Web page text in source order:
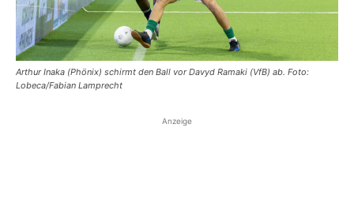
Arthur Inaka (Phönix) schirmt den Ball vor Davyd Ramaki (VfB) ab. Foto:
Lobeca/Fabian Lamprecht
Anzeige